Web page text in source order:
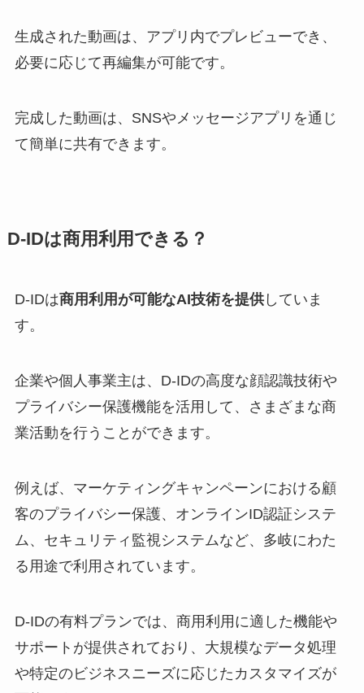
生成された動画は、アプリ内でプレビューでき、
必要に応じて再編集が可能です。
完成した動画は、SNSやメッセージアプリを通じ
て簡単に共有できます。
D-IDは商用利用できる？
D-IDは商用利用が可能なAI技術を提供していま
す。
企業や個人事業主は、D-IDの高度な顔認識技術や
プライバシー保護機能を活用して、さまざまな商
業活動を行うことができます。
例えば、マーケティングキャンペーンにおける顧
客のプライバシー保護、オンラインID認証システ
ム、セキュリティ監視システムなど、多岐にわた
る用途で利用されています。
D-IDの有料プランでは、商用利用に適した機能や
サポートが提供されており、大規模なデータ処理
や特定のビジネスニーズに応じたカスタマイズが